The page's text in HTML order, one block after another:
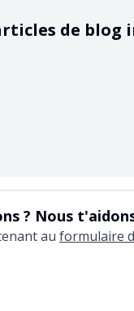
de blog
? Nous
au formulaire